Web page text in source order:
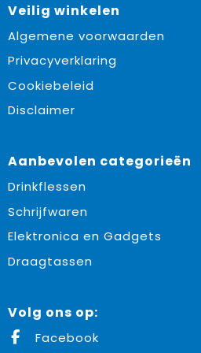
Veilig winkelen
Algemene voorwaarden
Privacyverklaring
Cookiebeleid
Disclaimer
Aanbevolen categorieën
Drinkflessen
Schrijfwaren
Elektronica en Gadgets
Draagtassen
Volg ons op:
Facebook